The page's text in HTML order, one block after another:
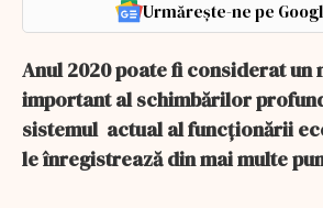
Urmărește-ne pe
Anul 2020 poate fi considerat un
important al schimbărilor
sistemul actual al funcționării
le înregistrează din mai multe